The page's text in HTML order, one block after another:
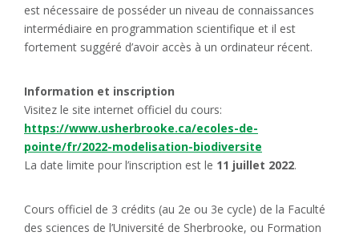
est nécessaire de posséder un niveau de connaissances
intermédiaire en programmation scientifique et il est
fortement suggéré d’avoir accès à un ordinateur récent.
Information et inscription
Visitez le site internet officiel du cours:
https://www.usherbrooke.ca/ecoles-de-
pointe/fr/2022-modelisation-biodiversite
La date limite pour l’inscription est le 11 juillet 2022.
Cours officiel de 3 crédits (au 2e ou 3e cycle) de la Faculté
des sciences de l’Université de Sherbrooke, ou Formation